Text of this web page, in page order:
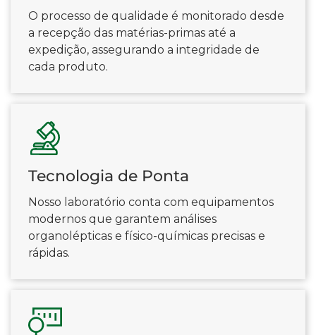
O processo de qualidade é monitorado desde
a recepção das matérias-primas até a
expedição, assegurando a integridade de
cada produto.
Tecnologia de Ponta
Nosso laboratório conta com equipamentos
modernos que garantem análises
organolépticas e físico-químicas precisas e
rápidas.